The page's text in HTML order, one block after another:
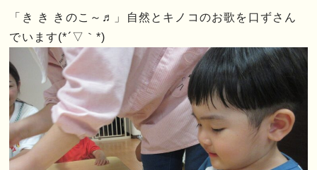
「き き きのこ～♬」自然とキノコのお歌を口ずさん
でいます(*´▽｀*)